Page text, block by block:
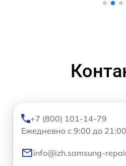
+7 (800) 101-14-79
Ежедневно с 9:00 до 21:00
info@izh.samsung-